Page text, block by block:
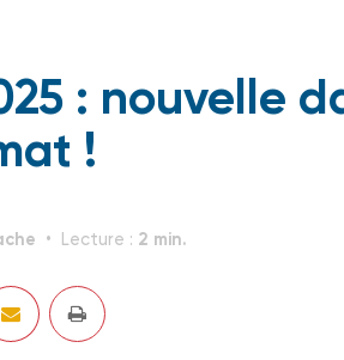
: nouvelle
!
Lecture : 2 min.